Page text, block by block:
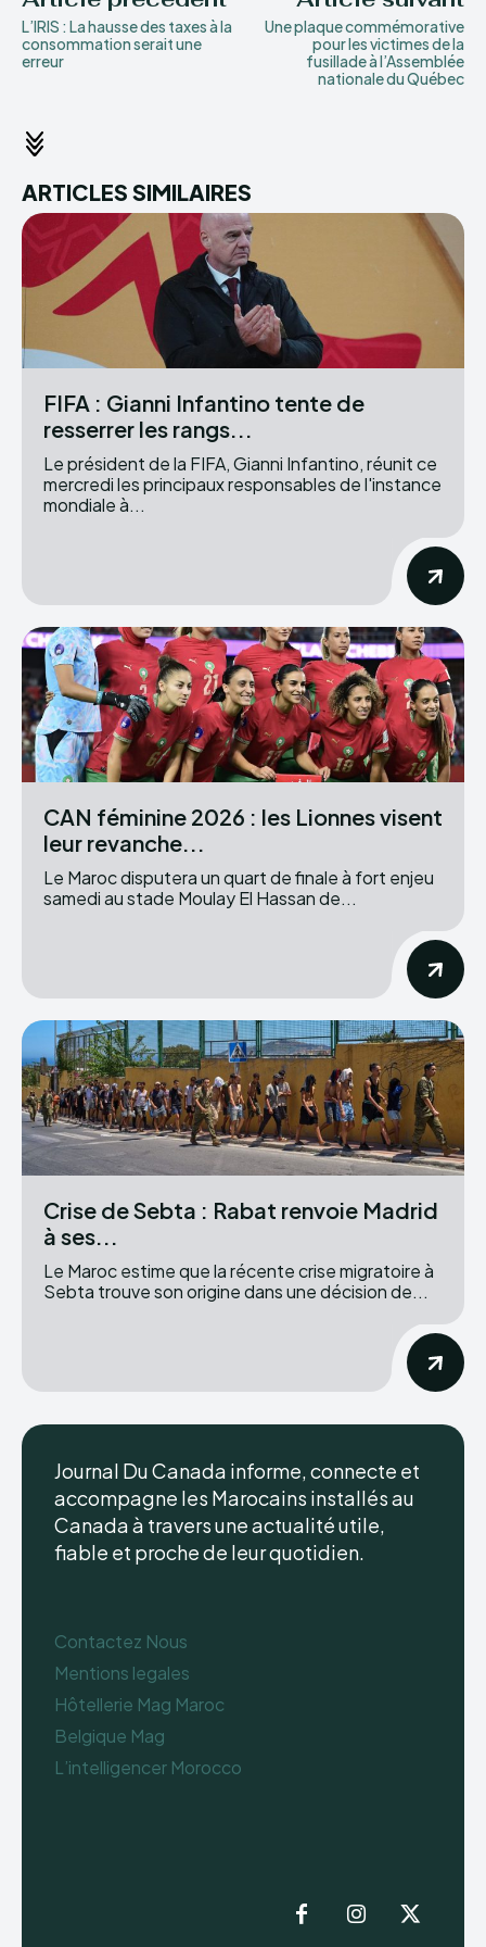
L’IRIS : La hausse des taxes à la
consommation serait une
erreur
Une plaque commémorative
pour les victimes de la
fusillade à l’Assemblée
nationale du Québec
ARTICLES SIMILAIRES
FIFA : Gianni Infantino tente de
resserrer les rangs...
Le président de la FIFA, Gianni Infantino, réunit ce
mercredi les principaux responsables de l'instance
mondiale à...
CAN féminine 2026 : les Lionnes visent
leur revanche...
Le Maroc disputera un quart de finale à fort enjeu
samedi au stade Moulay El Hassan de...
Crise de Sebta : Rabat renvoie Madrid
à ses...
Le Maroc estime que la récente crise migratoire à
Sebta trouve son origine dans une décision de...
Journal Du Canada informe, connecte et
accompagne les Marocains installés au
Canada à travers une actualité utile,
fiable et proche de leur quotidien.
Contactez Nous
Mentions legales
Hôtellerie Mag Maroc
Belgique Mag
L’intelligencer Morocco